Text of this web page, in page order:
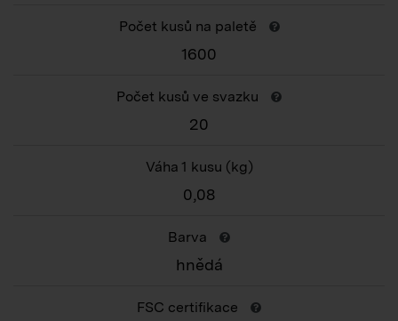
Počet kusů na paletě
1600
Počet kusů ve svazku
20
Váha 1 kusu (kg)
0,08
Barva
hnědá
FSC certifikace